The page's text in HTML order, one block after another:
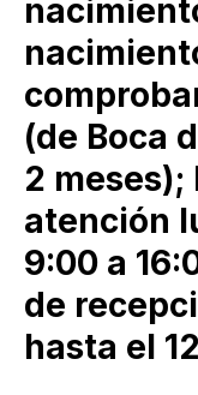
(de Boca
2
atención
9:00 a
de
hasta el